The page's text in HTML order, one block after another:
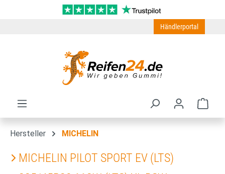
Zum Hauptinhalt springen
Händlerportal
Hersteller MICHELIN
MICHELIN PILOT SPORT EV (LTS)